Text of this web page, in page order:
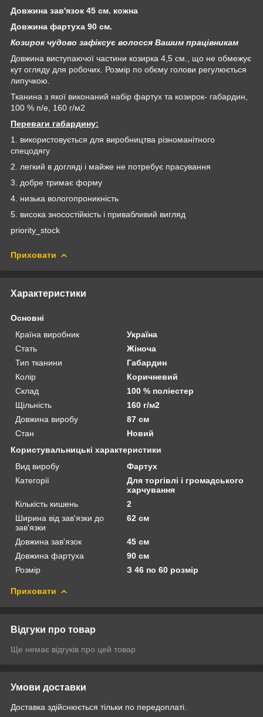
Довжина зав'язок 45 см. кожна
Довжина фартуха 90 см.
Козирок чудово зафіксує волосся Вашим працівникам
Довжина виступаючої частини козирка 4,5 см., що не обмежує
кут огляду для робочих. Розмір по обєму голови регулюється
липучкою.
Тканина з якої виконаний набір фартух та козирок- габардин,
100 % п/е, 160 г/м2
Переваги габардину:
1. використовується для виробництва різноманітного
спецодягу
2. легкий в догляді і майже не потребує прасування
3. добре тримає форму
4. низька вологопроникність
5. висока зносостійкість і привабливий вигляд
priority_stock
Приховати
Характеристики
Основні
Країна виробник
Україна
Стать
Жіноча
Тип тканини
Габардин
Колір
Коричневий
Склад
100 % поліестер
Щільність
160 г/м2
Довжина виробу
87 см
Стан
Новий
Користувальницькі характеристики
Вид виробу
Фартух
Категорії
Для торгівлі і громадського
харчування
Кількість кишень
2
Ширина від зав'язки до
зав'язки
62 см
Довжина зав'язок
45 см
Довжина фартуха
90 см
Розмір
З 46 по 60 розмір
Приховати
Відгуки про товар
Ще немає відгуків про цей товар
Умови доставки
Доставка здійснюється тільки по передоплаті.